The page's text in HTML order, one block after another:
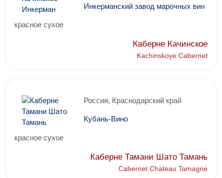
Инкерманский завод марочных вин
красное сухое
Каберне Качинское
Kachinskoye Cabernet
Россия, Краснодарский край
Кубань-Вино
красное сухое
Каберне Тамани Шато Тамань
Cabernet Chateau Tamagne